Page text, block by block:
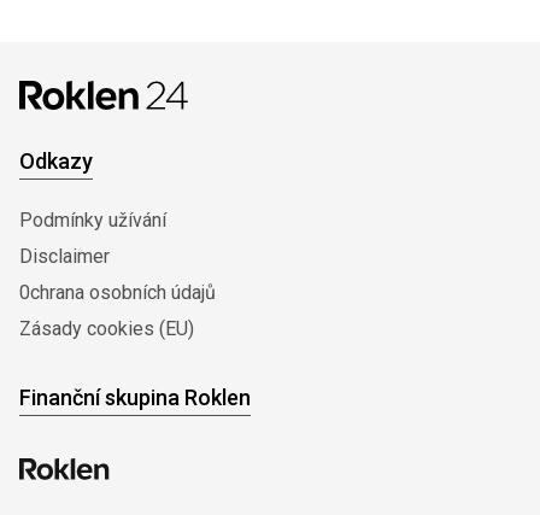
Odkazy
Podmínky užívání
Disclaimer
0chrana osobních údajů
Zásady cookies (EU)
Finanční skupina Roklen